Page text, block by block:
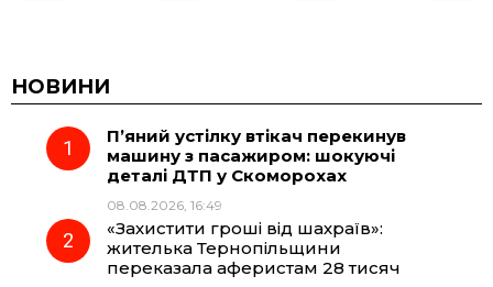
c
e
o
e
g
r
t
НОВИНИ
П’яний устілку втікач перекинув
машину з пасажиром: шокуючі
деталі ДТП у Скоморохах
08.08.2026, 16:49
«Захистити гроші від шахраїв»:
жителька Тернопільщини
переказала аферистам 28 тисяч